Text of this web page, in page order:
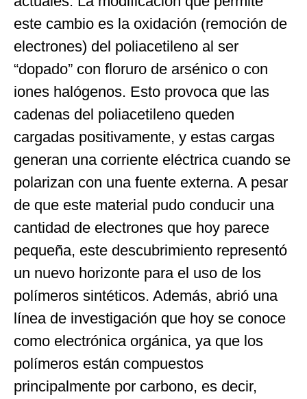
este cambio es la oxidación (remoción de
electrones) del poliacetileno al ser
“dopado” con floruro de arsénico o con
iones halógenos. Esto provoca que las
cadenas del poliacetileno queden
cargadas positivamente, y estas cargas
generan una corriente eléctrica cuando se
polarizan con una fuente externa. A pesar
de que este material pudo conducir una
cantidad de electrones que hoy parece
pequeña, este descubrimiento representó
un nuevo horizonte para el uso de los
polímeros sintéticos. Además, abrió una
línea de investigación que hoy se conoce
como electrónica orgánica, ya que los
polímeros están compuestos
principalmente por carbono, es decir,